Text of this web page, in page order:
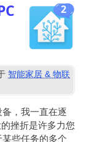
2
智能家居 & 物联
备，我一直在逐
挫折是许多力您
某些任务的多个